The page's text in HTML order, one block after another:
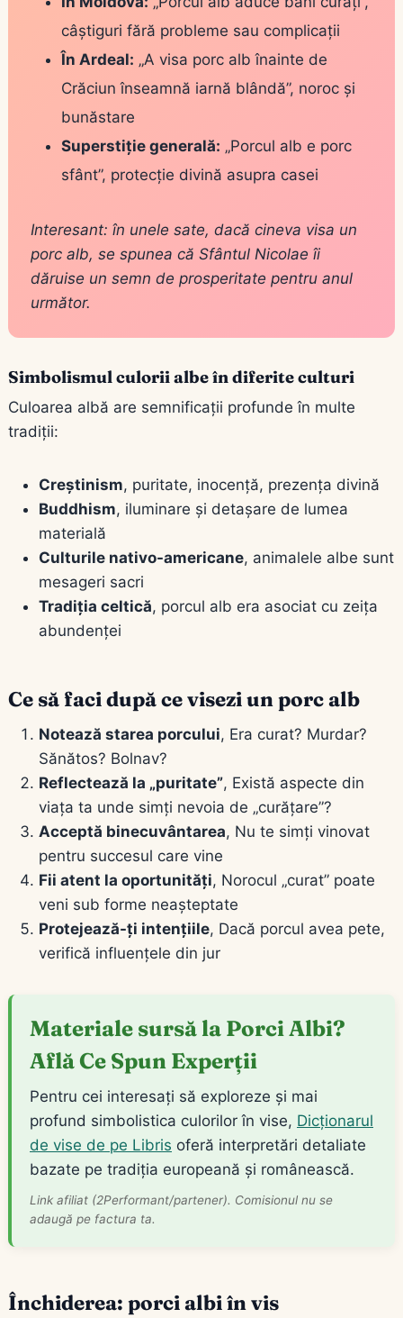
câștiguri fără probleme sau complicații
În Ardeal: „A visa porc alb înainte de
Crăciun înseamnă iarnă blândă”, noroc și
bunăstare
Superstiție generală: „Porcul alb e porc
sfânt”, protecție divină asupra casei
Interesant: în unele sate, dacă cineva visa un
porc alb, se spunea că Sfântul Nicolae îi
dăruise un semn de prosperitate pentru anul
următor.
Simbolismul culorii albe în diferite culturi
Culoarea albă are semnificații profunde în multe
tradiții:
Creștinism, puritate, inocență, prezența divină
Buddhism, iluminare și detașare de lumea
materială
Culturile nativo-americane, animalele albe sunt
mesageri sacri
Tradiția celtică, porcul alb era asociat cu zeița
abundenței
Ce să faci după ce visezi un porc alb
Notează starea porcului, Era curat? Murdar?
Sănătos? Bolnav?
Reflectează la „puritate”, Există aspecte din
viața ta unde simți nevoia de „curățare”?
Acceptă binecuvântarea, Nu te simți vinovat
pentru succesul care vine
Fii atent la oportunități, Norocul „curat” poate
veni sub forme neașteptate
Protejează-ți intențiile, Dacă porcul avea pete,
verifică influențele din jur
Materiale sursă la Porci Albi?
Află Ce Spun Experții
Pentru cei interesați să exploreze și mai
profund simbolistica culorilor în vise, Dicționarul
de vise de pe Libris oferă interpretări detaliate
bazate pe tradiția europeană și românească.
Link afiliat (2Performant/partener). Comisionul nu se
adaugă pe factura ta.
Închiderea: porci albi în vis